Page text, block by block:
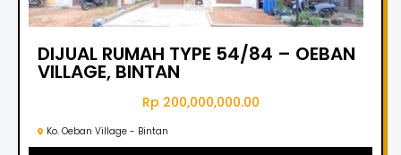
DIJUAL RUMAH TYPE 54/84 – OEBAN
VILLAGE, BINTAN
Rp 200,000,000.00
Ko. Oeban Village - Bintan